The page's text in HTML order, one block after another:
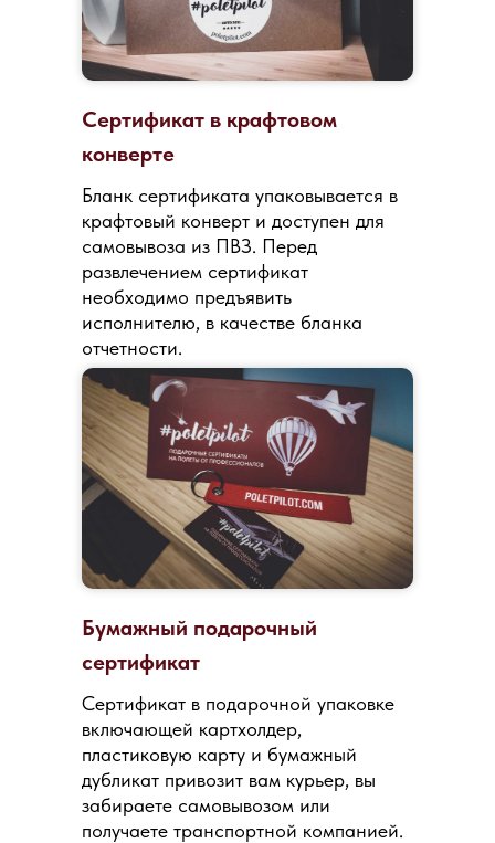
Бумажный подарочный
сертификат
Сертификат в подарочной упаковке
включающей картхолдер,
пластиковую карту и бумажный
дубликат привозит вам курьер, вы
забираете самовывозом или
получаете транспортной компанией.
Сертификат в крафтовом
конверте
Бланк сертификата упаковывается в
крафтовый конверт и доступен для
самовывоза из ПВЗ. Перед
развлечением сертификат
необходимо предъявить
исполнителю, в качестве бланка
отчетности.